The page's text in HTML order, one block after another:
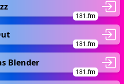
181.fm
181.fm
Blender
181.fm